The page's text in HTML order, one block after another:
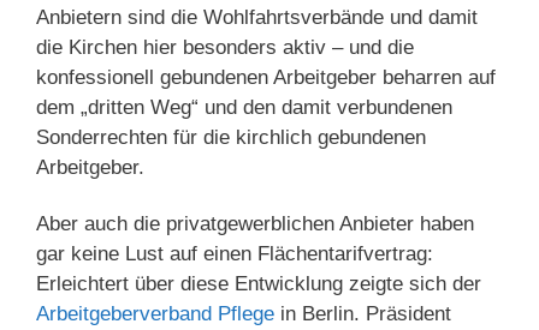
Anbietern sind die Wohlfahrtsverbände und damit
die Kirchen hier besonders aktiv – und die
konfessionell gebundenen Arbeitgeber beharren auf
dem „dritten Weg“ und den damit verbundenen
Sonderrechten für die kirchlich gebundenen
Arbeitgeber.
Aber auch die privatgewerblichen Anbieter haben
gar keine Lust auf einen Flächentarifvertrag:
Erleichtert über diese Entwicklung zeigte sich der
Arbeitgeberverband Pflege in Berlin. Präsident